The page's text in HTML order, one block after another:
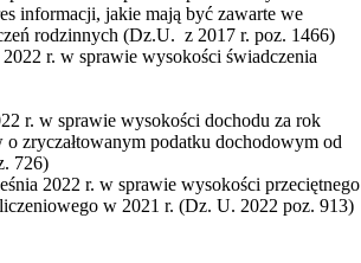
informacji, jakie mają być zawarte we
rodzinnych (Dz.U. z 2017 r. poz. 1466)
r. w sprawie wysokości świadczenia
r. w sprawie wysokości dochodu za rok
zryczałtowanym podatku dochodowym od
726)
2022 r. w sprawie wysokości przeciętnego
w 2021 r. (Dz. U. 2022 poz. 913)